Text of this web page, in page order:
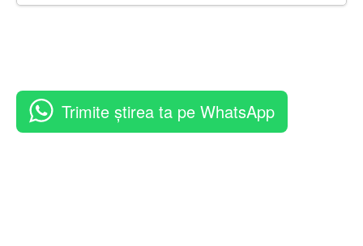
Trimite știrea ta pe WhatsApp